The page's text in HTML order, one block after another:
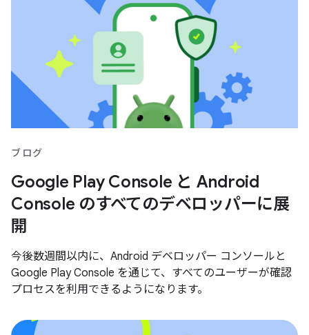
ブログ
Google Play Console と Android
Console のすべてのデベロッパーに展
開
今後数週間以内に、Android デベロッパー コンソールと
Google Play Console を通じて、すべてのユーザーが確認
プロセスを利用できるようになります。